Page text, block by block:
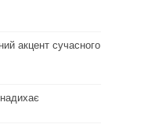
акцент сучасного